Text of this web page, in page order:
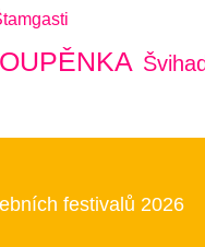
festivalů 2026